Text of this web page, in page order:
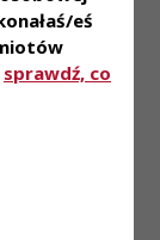
eś
sprawdź, co